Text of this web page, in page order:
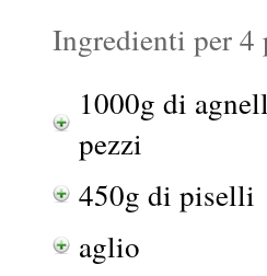
Ingredienti per 4
1000g di
pezzi
450g di piselli
aglio